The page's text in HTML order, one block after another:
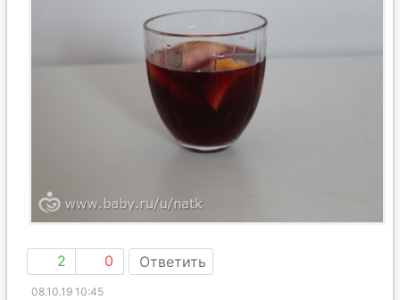
2 0 Ответить
08.10.19 10:45